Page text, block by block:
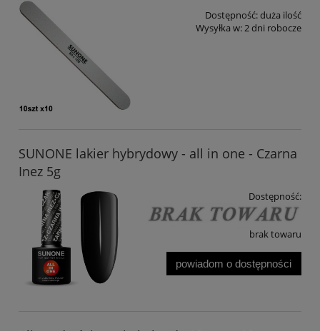
Dostępność:duża ilość
Wysyłka w:2 dni robocze
SUNONE lakier hybrydowy - all in one - Czarna
Inez 5g
Dostępność:
brak towaru
powiadom o dostępności